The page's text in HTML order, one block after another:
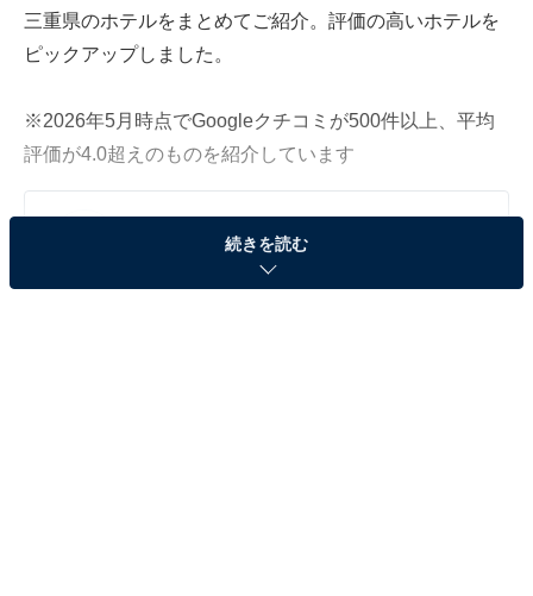
三重県のホテルをまとめてご紹介。評価の高いホテルを
ピックアップしました。
※2026年5月時点でGoogleクチコミが500件以上、平均
評価が4.0超えのものを紹介しています
続きを読む